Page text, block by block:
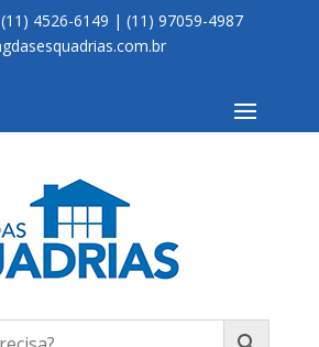
4526-6149 | (11) 97059-4987